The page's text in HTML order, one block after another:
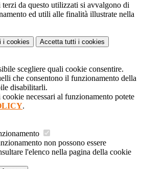
da questo utilizzati si avvalgono di
ed utili alle finalità illustrate nella
i cookies Accetta tutti i cookies
scegliere quali cookie consentire.
che consentono il funzionamento della
disabilitarli.
necessari al funzionamento potete
.
non possono essere
l'elenco nella pagina della cookie